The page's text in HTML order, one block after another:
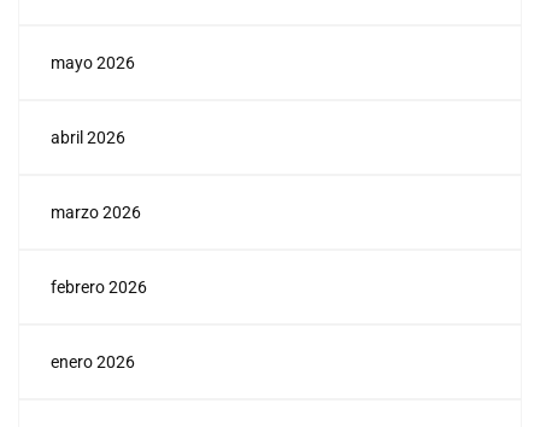
mayo 2026
abril 2026
marzo 2026
febrero 2026
enero 2026